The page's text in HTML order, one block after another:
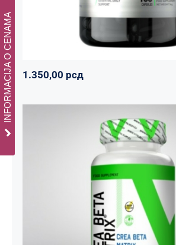
1.350,00 рсд
CREA BETA MATRIX
Napumpanko Svi proizvodi
1.800,00 рсд
INFORMACIJA O CENAMA